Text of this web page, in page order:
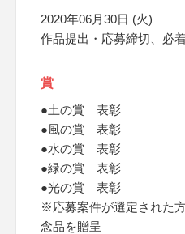
2020年06月30日 (火)
作品提出・応募締切、必
賞
●土の賞 表彰
●風の賞 表彰
●水の賞 表彰
●緑の賞 表彰
●光の賞 表彰
※応募案件が選定された
念品を贈呈